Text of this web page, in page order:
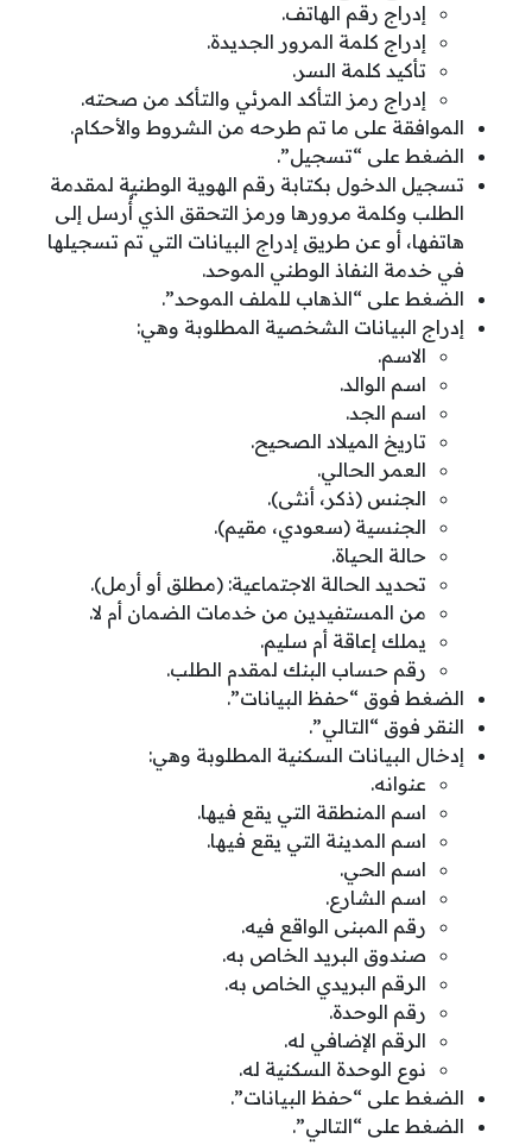
إدراج رقم الهاتف.
إدراج كلمة المرور الجديدة.
تأكيد كلمة السر.
إدراج رمز التأكد المرئي والتأكد من صحته.
الموافقة على ما تم طرحه من الشروط والأحكام.
الضغط على “تسجيل”.
تسجيل الدخول بكتابة رقم الهوية الوطنية لمقدمة
الطلب وكلمة مرورها ورمز التحقق الذي أُرسل إلى
هاتفها، أو عن طريق إدراج البيانات التي تم تسجيلها
في خدمة النفاذ الوطني الموحد.
الضغط على “الذهاب للملف الموحد”.
إدراج البيانات الشخصية المطلوبة وهي:
الاسم.
اسم الوالد.
اسم الجد.
تاريخ الميلاد الصحيح.
العمر الحالي.
الجنس (ذكر، أنثى).
الجنسية (سعودي، مقيم).
حالة الحياة.
تحديد الحالة الاجتماعية: (مطلق أو أرمل).
من المستفيدين من خدمات الضمان أم لا.
يملك إعاقة أم سليم.
رقم حساب البنك لمقدم الطلب.
الضغط فوق “حفظ البيانات”.
النقر فوق “التالي”.
إدخال البيانات السكنية المطلوبة وهي:
عنوانه.
اسم المنطقة التي يقع فيها.
اسم المدينة التي يقع فيها.
اسم الحي.
اسم الشارع.
رقم المبنى الواقع فيه.
صندوق البريد الخاص به.
الرقم البريدي الخاص به.
رقم الوحدة.
الرقم الإضافي له.
نوع الوحدة السكنية له.
الضغط على “حفظ البيانات”.
الضغط على “التالي”.